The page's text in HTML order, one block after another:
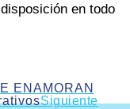
en todo
ENAMORAN
Siguiente